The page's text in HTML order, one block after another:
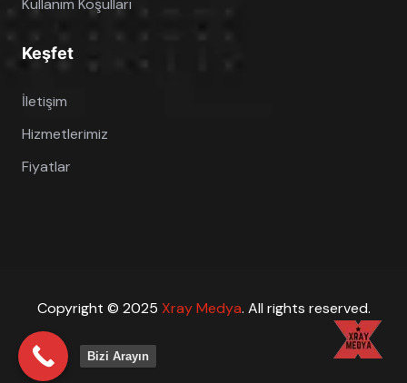
Kullanım Koşulları
Keşfet
İletişim
Hizmetlerimiz
Fiyatlar
Copyright © 2025 Xray Medya. All rights reserved.
Bizi Arayın